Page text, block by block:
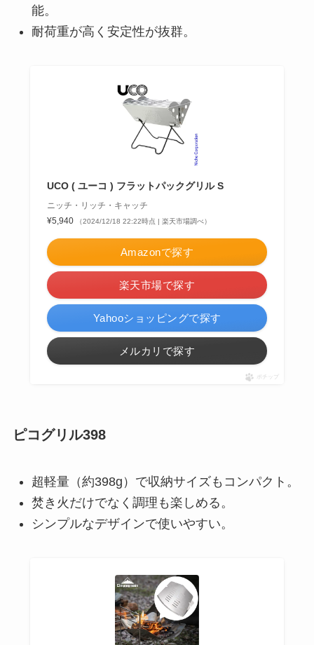
能。
耐荷重が高く安定性が抜群。
UCO ( ユーコ ) フラットパックグリル S
ニッチ・リッチ・キャッチ
¥5,940
（2024/12/18 22:22時点 | 楽天市場調べ）
Amazonで探す
楽天市場で探す
Yahooショッピングで探す
メルカリで探す
ポチップ
ピコグリル398
超軽量（約398g）で収納サイズもコンパクト。
焚き火だけでなく調理も楽しめる。
シンプルなデザインで使いやすい。